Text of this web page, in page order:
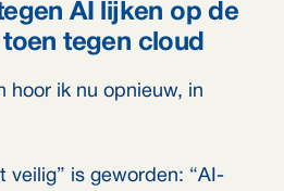
AI lijken op de
tegen cloud
hoor ik nu opnieuw, in
veilig” is geworden: “AI-